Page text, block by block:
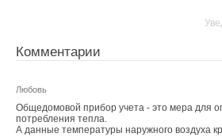
Комментарии
Любовь
Общедомовой прибор учета - это мера для
потребления тепла.
А данные температуры наружного воздуха
Совершенствование отопительно-
→
Теплотехнические характеристики
помогают защитить рынок от
ЖУРНАЛ СОК ИЮНЬ 2026
Ваш E-mail *